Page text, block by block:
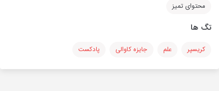
محتوای تمیز
تگ ها
کریسپر علم جایزه کاوالی پادکست